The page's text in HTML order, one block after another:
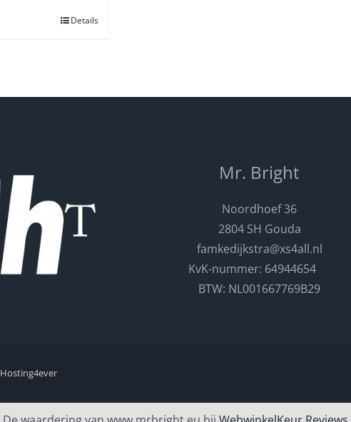
Details
Mr. Bright
Noordhoef 36
2804 SH Gouda
famkedijkstra@xs4all.nl
KvK-nummer: 64944654
BTW: NL001667769B29
Hosting4ever